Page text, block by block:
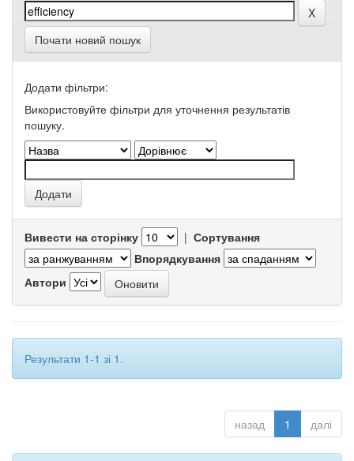
Почати новий пошук
Додати фільтри:
Використовуйте фільтри для уточнення результатів
пошуку.
Вивести на сторінку | Сортування
Впорядкування
Автори
Результати 1-1 зі 1.
назад 1 далі